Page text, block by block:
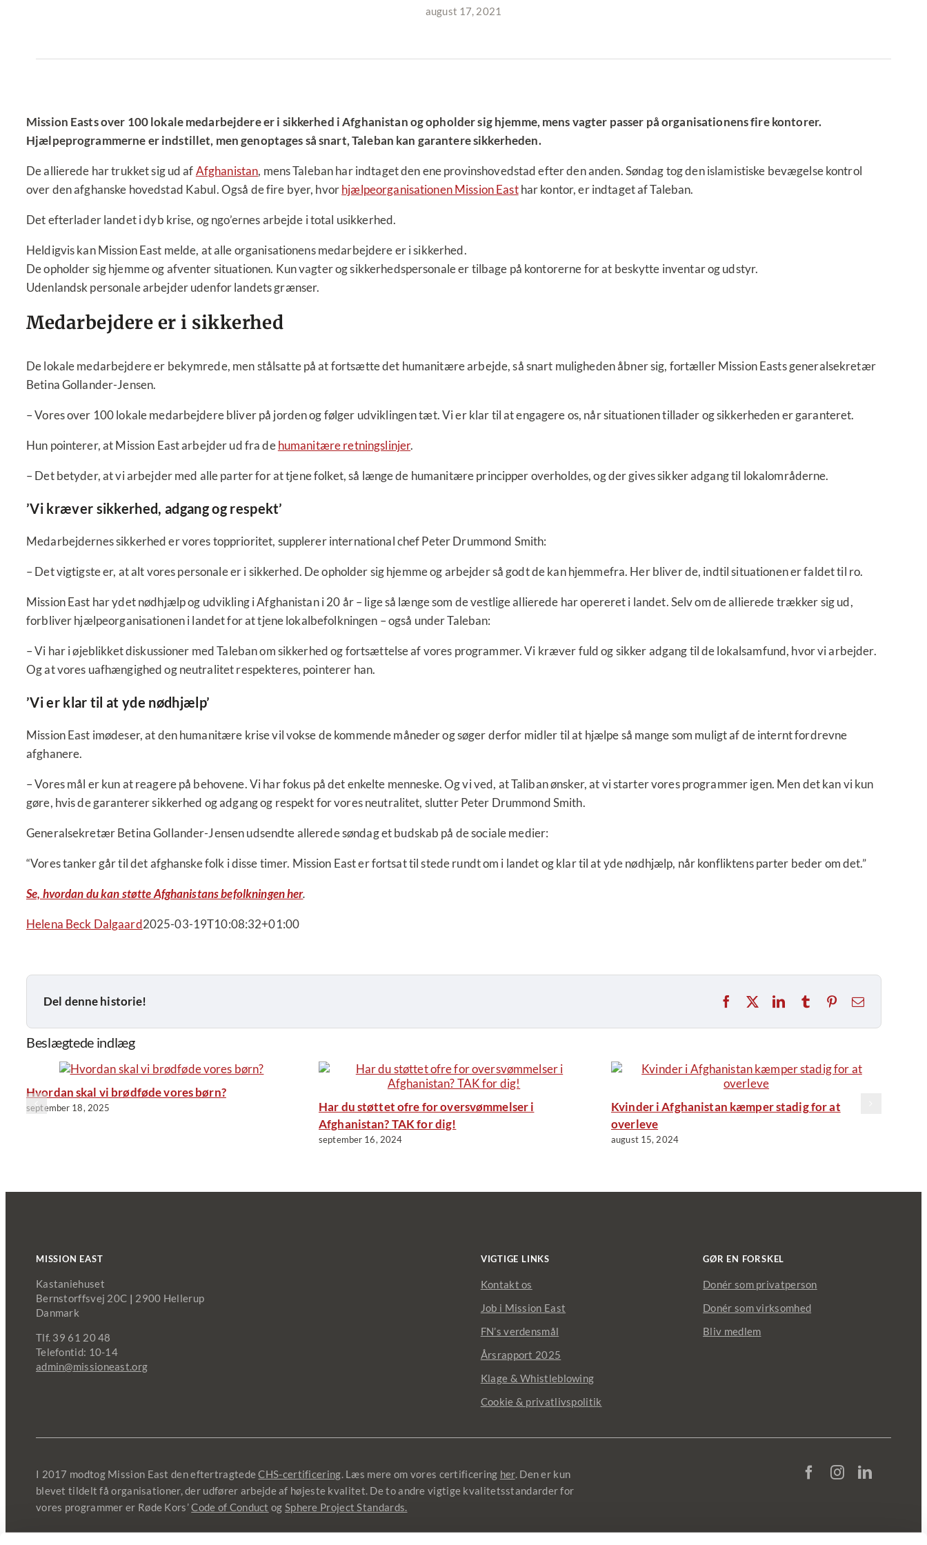
august 17, 2021
Mission Easts over 100 lokale medarbejdere er i sikkerhed i Afghanistan og opholder sig hjemme, mens vagter passer på organisationens fire kontorer.
Hjælpeprogrammerne er indstillet, men genoptages så snart, Taleban kan garantere sikkerheden.
De allierede har trukket sig ud afAfghanistan, mens Taleban har indtaget den ene provinshovedstad efter den anden. Søndag tog den islamistiske bevægelse kontrol
over den afghanske hovedstad Kabul. Også de fire byer, hvorhjælpeorganisationen Mission Easthar kontor, er indtaget af Taleban.
Det efterlader landet i dyb krise, og ngo’ernes arbejde i total usikkerhed.
Heldigvis kan Mission East melde, at alle organisationens medarbejdere er i sikkerhed.
De opholder sig hjemme og afventer situationen. Kun vagter og sikkerhedspersonale er tilbage på kontorerne for at beskytte inventar og udstyr.
Udenlandsk personale arbejder udenfor landets grænser.
Medarbejdere er i sikkerhed
De lokale medarbejdere er bekymrede, men stålsatte på at fortsætte det humanitære arbejde, så snart muligheden åbner sig, fortæller Mission Easts generalsekretær
Betina Gollander-Jensen.
– Vores over 100 lokale medarbejdere bliver på jorden og følger udviklingen tæt. Vi er klar til at engagere os, når situationen tillader og sikkerheden er garanteret.
Hun pointerer, at Mission East arbejder ud fra dehumanitære retningslinjer.
– Det betyder, at vi arbejder med alle parter for at tjene folket, så længe de humanitære principper overholdes, og der gives sikker adgang til lokalområderne.
’Vi kræver sikkerhed, adgang og respekt’
Medarbejdernes sikkerhed er vores topprioritet, supplerer international chef Peter Drummond Smith:
– Det vigtigste er, at alt vores personale er i sikkerhed. De opholder sig hjemme og arbejder så godt de kan hjemmefra. Her bliver de, indtil situationen er faldet til ro.
Mission East har ydet nødhjælp og udvikling i Afghanistan i 20 år – lige så længe som de vestlige allierede har opereret i landet. Selv om de allierede trækker sig ud,
forbliver hjælpeorganisationen i landet for at tjene lokalbefolkningen – også under Taleban:
– Vi har i øjeblikket diskussioner med Taleban om sikkerhed og fortsættelse af vores programmer. Vi kræver fuld og sikker adgang til de lokalsamfund, hvor vi arbejder.
Og at vores uafhængighed og neutralitet respekteres, pointerer han.
’Vi er klar til at yde nødhjælp’
Mission East imødeser, at den humanitære krise vil vokse de kommende måneder og søger derfor midler til at hjælpe så mange som muligt af de internt fordrevne
afghanere.
– Vores mål er kun at reagere på behovene. Vi har fokus på det enkelte menneske. Og vi ved, at Taliban ønsker, at vi starter vores programmer igen. Men det kan vi kun
gøre, hvis de garanterer sikkerhed og adgang og respekt for vores neutralitet, slutter Peter Drummond Smith.
Generalsekretær Betina Gollander-Jensen udsendte allerede søndag et budskab på de sociale medier:
“Vores tanker går til det afghanske folk i disse timer. Mission East er fortsat til stede rundt om i landet og klar til at yde nødhjælp, når konfliktens parter beder om det.”
Se, hvordan du kan støtte Afghanistans befolkningen her.
Helena Beck Dalgaard2025-03-19T10:08:32+01:00
Del denne historie! Facebook LinkedIn
TumblrPinterest
E-
Beslægtede indlæg
Hvordan skal vi brødføde vores børn?
september 18, 2025
Har du støttet ofre for oversvømmelser i
Afghanistan? TAK for dig!
september 16, 2024
Kvinder i Afghanistan kæmper stadig for at
overleve
august 15, 2024
MISSION EAST
Kastaniehuset
Bernstorffsvej 20C | 2900 Hellerup
Danmark
Tlf. 39 61 20 48
Telefontid: 10-14
admin@missioneast.org
VIGTIGE LINKS
Kontakt os
Job i Mission East
FN’s verdensmål
Årsrapport 2025
Klage & Whistleblowing
Cookie & privatlivspolitik
GØR EN FORSKEL
Donér som privatperson
Donér som virksomhed
Bliv medlem
I 2017 modtog Mission East den eftertragtedeCHS-certificering. Læs mere om vores certificering her. Den er kun
blevet tildelt få organisationer, der udfører arbejde af højeste kvalitet. De to andre vigtige kvalitetsstandarder for
vores programmer er Røde Kors’Code of Conduct og Sphere Project Standards.